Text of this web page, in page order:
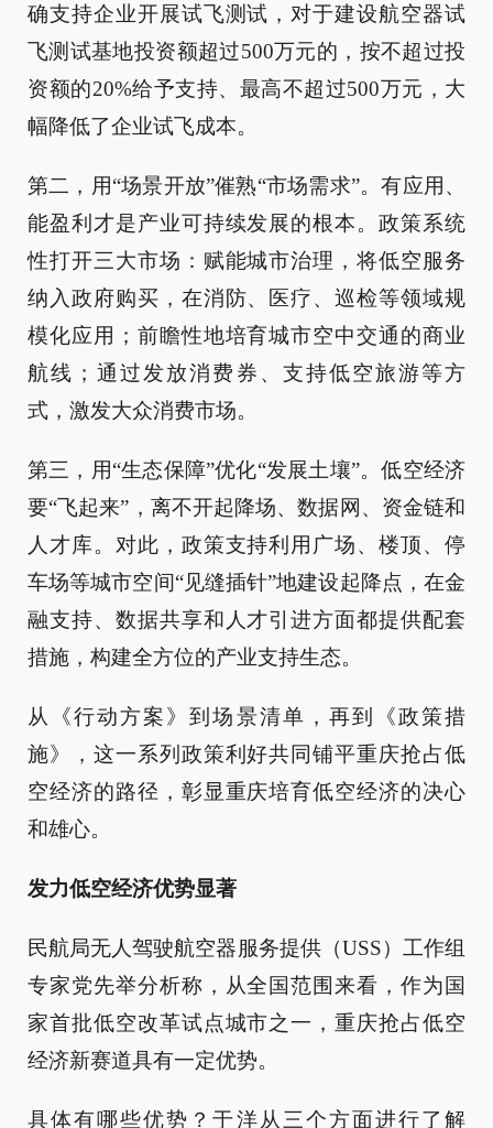
确支持企业开展试飞测试，对于建设航空器试
飞测试基地投资额超过500万元的，按不超过投
资额的20%给予支持、最高不超过500万元，大
幅降低了企业试飞成本。
第二，用“场景开放”催熟“市场需求”。有应用、
能盈利才是产业可持续发展的根本。政策系统
性打开三大市场：赋能城市治理，将低空服务
纳入政府购买，在消防、医疗、巡检等领域规
模化应用；前瞻性地培育城市空中交通的商业
航线；通过发放消费券、支持低空旅游等方
式，激发大众消费市场。
第三，用“生态保障”优化“发展土壤”。低空经济
要“飞起来”，离不开起降场、数据网、资金链和
人才库。对此，政策支持利用广场、楼顶、停
车场等城市空间“见缝插针”地建设起降点，在金
融支持、数据共享和人才引进方面都提供配套
措施，构建全方位的产业支持生态。
从《行动方案》到场景清单，再到《政策措
施》，这一系列政策利好共同铺平重庆抢占低
空经济的路径，彰显重庆培育低空经济的决心
和雄心。
发力低空经济优势显著
民航局无人驾驶航空器服务提供（USS）工作组
专家党先举分析称，从全国范围来看，作为国
家首批低空改革试点城市之一，重庆抢占低空
经济新赛道具有一定优势。
具体有哪些优势？于洋从三个方面进行了解